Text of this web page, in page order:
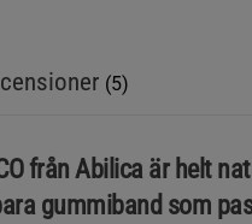
(5)
från Abilica är helt
gummiband som